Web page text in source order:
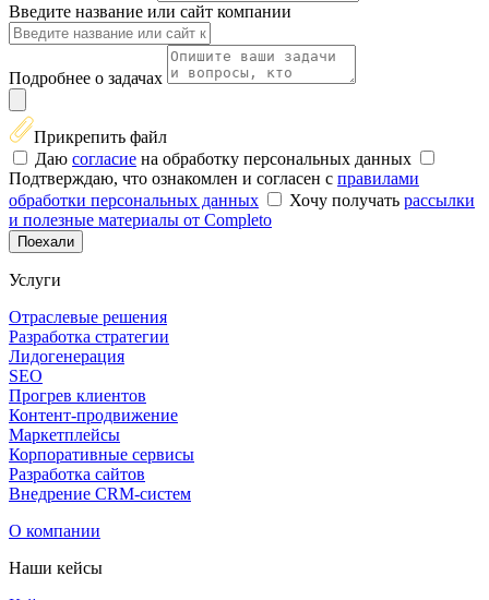
Введите название или сайт компании
Подробнее о задачах
Прикрепить файл
Даю согласие на обработку персональных данных
Подтверждаю, что ознакомлен и согласен с правилами
обработки персональных данных
Хочу получать рассылки
и полезные материалы от Completo
Поехали
Услуги
Отраслевые решения
Разработка стратегии
Лидогенерация
SEO
Прогрев клиентов
Контент-продвижение
Маркетплейсы
Корпоративные сервисы
Разработка сайтов
Внедрение CRM-систем
О компании
Наши кейсы